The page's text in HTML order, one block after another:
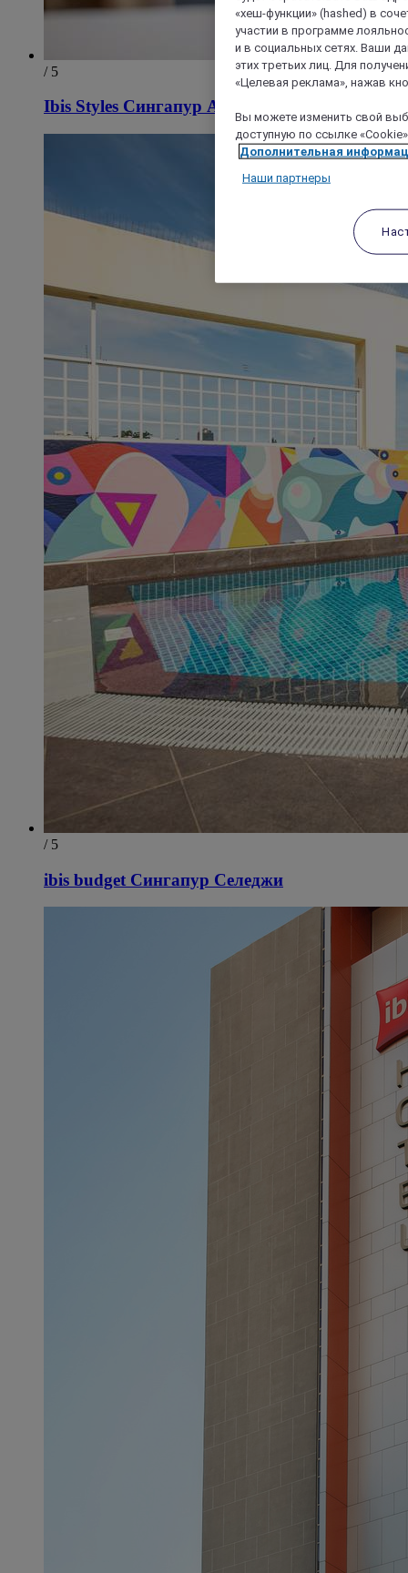
/ 5
Ibis Styles Сингапур Альберт
/ 5
ibis budget Сингапур Селеджи
«хеш-функции» (hashed) в
участии в программе
и в социальных сетях. Ваши
этих третьих лиц. Для
«Целевая реклама», нажав
Вы можете изменить свой
доступную по ссылке
Дополнительная
Наши партнеры